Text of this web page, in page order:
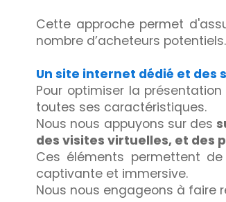
Cette approche permet
nombre d’acheteurs potentiels.
Un site internet dédié et
Pour optimiser la
toutes ses caractéristiques.
Nous nous appuyons sur des
des visites virtuelles, et des
Ces éléments permettent
captivante et immersive.
Nous nous engageons à faire